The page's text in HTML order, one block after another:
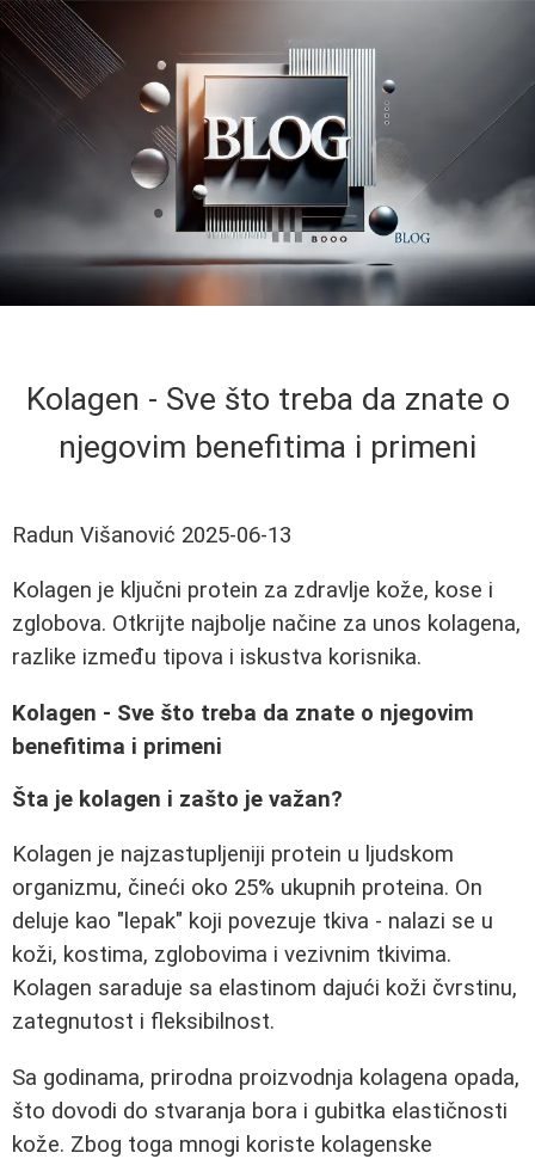
Kolagen - Sve što treba da znate o
njegovim benefitima i primeni
Radun Višanović 2025-06-13
Kolagen je ključni protein za zdravlje kože, kose i
zglobova. Otkrijte najbolje načine za unos kolagena,
razlike između tipova i iskustva korisnika.
Kolagen - Sve što treba da znate o njegovim
benefitima i primeni
Šta je kolagen i zašto je važan?
Kolagen je najzastupljeniji protein u ljudskom
organizmu, čineći oko 25% ukupnih proteina. On
deluje kao "lepak" koji povezuje tkiva - nalazi se u
koži, kostima, zglobovima i vezivnim tkivima.
Kolagen saraduje sa elastinom dajući koži čvrstinu,
zategnutost i fleksibilnost.
Sa godinama, prirodna proizvodnja kolagena opada,
što dovodi do stvaranja bora i gubitka elastičnosti
kože. Zbog toga mnogi koriste kolagenske